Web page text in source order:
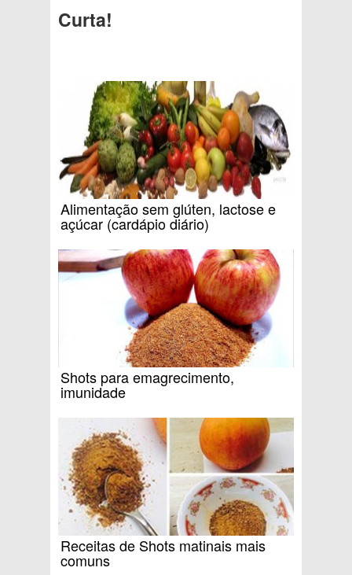
Curta!
Alimentação sem glúten, lactose e
açúcar (cardápio diário)
Shots para emagrecimento,
imunidade
Receitas de Shots matinais mais
comuns